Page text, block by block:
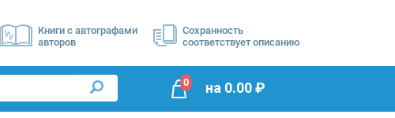
Книги с автографами
авторов
Сохранность
соответствует описанию
0 на 0.00₽